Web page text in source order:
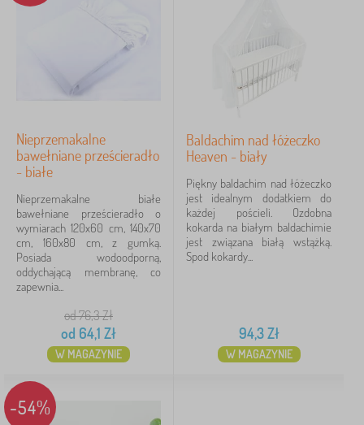
Nieprzemakalne
bawełniane prześcieradło
- białe
Nieprzemakalne białe
bawełniane prześcieradło o
wymiarach 120x60 cm, 140x70
cm, 160x80 cm, z gumką.
Posiada wodoodporną,
oddychającą membranę, co
zapewnia...
od 76,3Zł
od 64,1 Zł
W MAGAZYNIE
Baldachim nad łóżeczko
Heaven - biały
Piękny baldachim nad łóżeczko
jest idealnym dodatkiem do
każdej pościeli. Ozdobna
kokarda na białym baldachimie
jest związana białą wstążką.
Spod kokardy...
94,3Zł
W MAGAZYNIE
-54%